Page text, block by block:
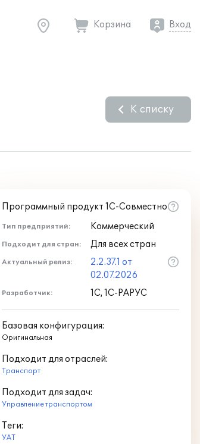
Корзина Вход
К списку
Программный продукт 1С-Совместно
Тип предприятий: Коммерческий
Подходит для стран: Для всех стран
Актуальный релиз:
2.2.37.1 от
02.07.2026
Разработчик: 1С, 1С-РАРУС
Базовая конфигурация:
Оригинальная
Подходит для отраслей:
Транспорт
Подходит для задач:
Управление транспортом
Теги:
УАТ